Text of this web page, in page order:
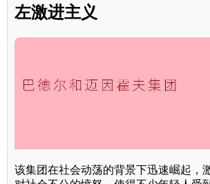
左激进主义
该集团在社会动荡的背景下迅速崛起，